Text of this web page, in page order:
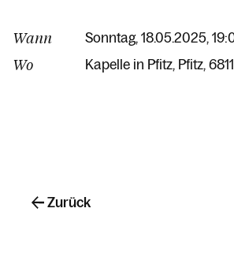
Wann Sonntag, 18.05.2025,
Wo Kapelle in Pfitz Pfitz
Zurück